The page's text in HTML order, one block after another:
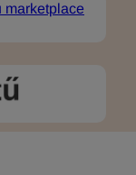
marketplace